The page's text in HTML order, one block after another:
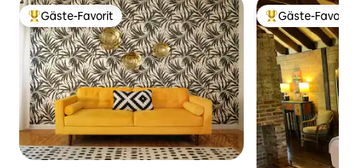
Beliebter Gäste-Favorit.
Gäste-Favorit Beliebter Gäste-
Gäste-Favorit